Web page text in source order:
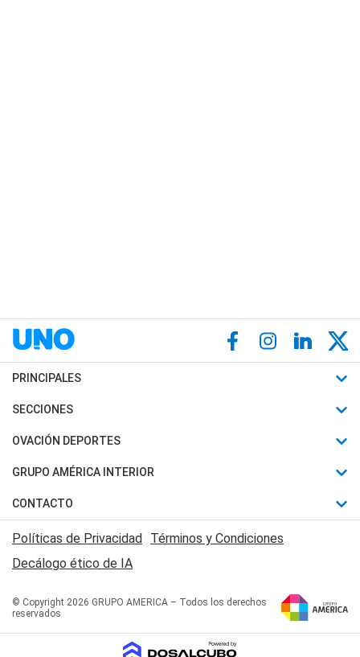
PRINCIPALES
Últimas Noticias
Política
Judiciales
Economia
SECCIONES
Horóscopo
Motores
Trucos caseros
Series y Películas
Edictos y Solicitadas
OVACIÓN DEPORTES
Fútbol
Mundial
Automovilismo
Rugby
Básquet
GRUPO AMÉRICA INTERIOR
Canal 7 en Vivo
San Juan 8
CONTACTO
Acerca de Nosotros
Contactanos
Políticas de Privacidad Términos y Condiciones
Decálogo ético de IA
© Copyright 2026 GRUPO AMERICA – Todos los derechos
reservados